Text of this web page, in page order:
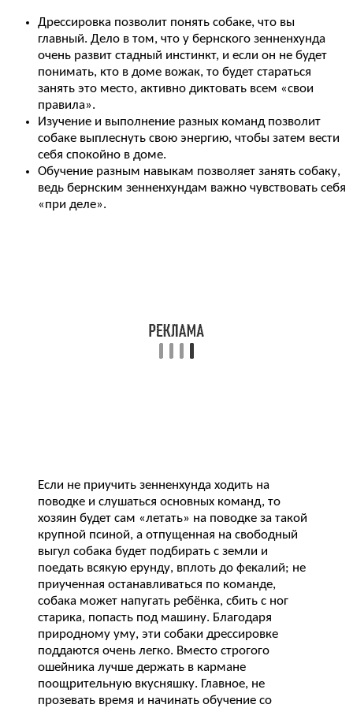
Дрессировка позволит понять собаке, что вы
главный. Дело в том, что у бернского зенненхунда
очень развит стадный инстинкт, и если он не будет
понимать, кто в доме вожак, то будет стараться
занять это место, активно диктовать всем «свои
правила».
Изучение и выполнение разных команд позволит
собаке выплеснуть свою энергию, чтобы затем вести
себя спокойно в доме.
Обучение разным навыкам позволяет занять собаку,
ведь бернским зенненхундам важно чувствовать себя
«при деле».
Если не приучить зенненхунда ходить на
поводке и слушаться основных команд, то
хозяин будет сам «летать» на поводке за такой
крупной псиной, а отпущенная на свободный
выгул собака будет подбирать с земли и
поедать всякую ерунду, вплоть до фекалий; не
приученная останавливаться по команде,
собака может напугать ребёнка, сбить с ног
старика, попасть под машину. Благодаря
природному уму, эти собаки дрессировке
поддаются очень легко. Вместо строгого
ошейника лучше держать в кармане
поощрительную вкусняшку. Главное, не
прозевать время и начинать обучение со